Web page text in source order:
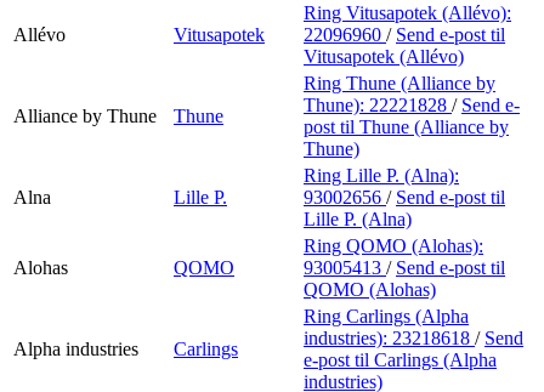
Allévo Vitusapotek
Ring Vitusapotek (Allévo):
22096960 / Send e-post til
Vitusapotek (Allévo)
Alliance by Thune Thune
Ring Thune (Alliance by
Thune): 22221828 / Send e-
post til Thune (Alliance by
Thune)
Alna Lille P.
Ring Lille P. (Alna):
93002656 / Send e-post til
Lille P. (Alna)
Alohas QOMO
Ring QOMO (Alohas):
93005413 / Send e-post til
QOMO (Alohas)
Alpha industries Carlings
Ring Carlings (Alpha
industries): 23218618 / Send
e-post til Carlings (Alpha
industries)